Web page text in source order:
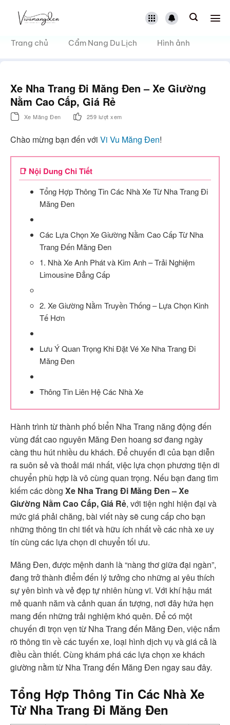
dungTrang chủ Cẩm Nang Du Lịch Hình ảnh
Xe Nha Trang Đi Măng Đen – Xe Giường
Nằm Cao Cấp, Giá Rẻ
Xe Măng Đen 259 lượt xem
Chào mừng bạn đến với Vi Vu Măng Đen!
📑 Nội Dung Chi Tiết
Tổng Hợp Thông Tin Các Nhà Xe Từ Nha Trang Đi
Măng Đen
Các Lựa Chọn Xe Giường Nằm Cao Cấp Từ Nha
Trang Đến Măng Đen
1. Nhà Xe Anh Phát và Kim Anh – Trải Nghiệm
Limousine Đẳng Cấp
2. Xe Giường Nằm Truyền Thống – Lựa Chọn Kinh
Tế Hơn
Lưu Ý Quan Trọng Khi Đặt Vé Xe Nha Trang Đi
Măng Đen
Thông Tin Liên Hệ Các Nhà Xe
Hành trình từ thành phố biển Nha Trang năng động đến
vùng đất cao nguyên Măng Đen hoang sơ đang ngày
càng thu hút nhiều du khách. Để chuyến đi của bạn diễn
ra suôn sẻ và thoải mái nhất, việc lựa chọn phương tiện di
chuyển phù hợp là vô cùng quan trọng. Nếu bạn đang tìm
kiếm các dòng Xe Nha Trang Đi Măng Đen – Xe
Giường Nằm Cao Cấp, Giá Rẻ, với tiện nghi hiện đại và
mức giá phải chăng, bài viết này sẽ cung cấp cho bạn
những thông tin chi tiết và hữu ích nhất về các nhà xe uy
tín cùng các lựa chọn di chuyển tối ưu.
Măng Đen, được mệnh danh là “nàng thơ giữa đại ngàn”,
đang trở thành điểm đến lý tưởng cho những ai yêu thích
sự yên bình và vẻ đẹp tự nhiên hùng vĩ. Với khí hậu mát
mẻ quanh năm và cảnh quan ấn tượng, nơi đây hứa hẹn
mang đến những trải nghiệm khó quên. Để có một
chuyến đi trọn vẹn từ Nha Trang đến Măng Đen, việc nắm
rõ thông tin về các tuyến xe, loại hình dịch vụ và giá cả là
điều cần thiết. Cùng khám phá các lựa chọn xe khách
giường nằm từ Nha Trang đến Măng Đen ngay sau đây.
Tổng Hợp Thông Tin Các Nhà Xe
Từ Nha Trang Đi Măng Đen